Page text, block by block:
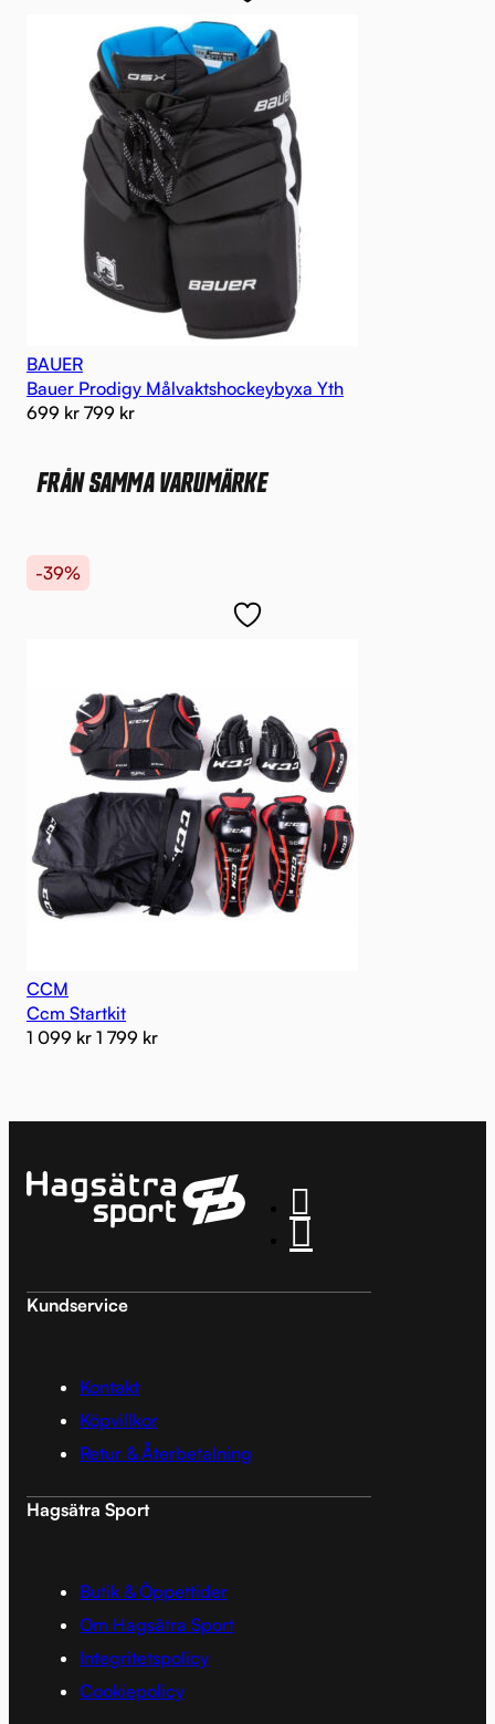
BAUER
Bauer Prodigy Målvaktshockeybyxa Yth
699 kr 799 kr
FRÅN SAMMA VARUMÄRKE
-39%
CCM
Ccm Startkit
1 099 kr 1 799 kr
Kundservice
Kontakt
Köpvillkor
Retur & Återbetalning
Hagsätra Sport
Butik & Öppettider
Om Hagsätra Sport
Integritetspolicy
Cookiepolicy